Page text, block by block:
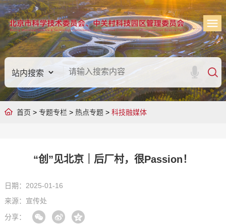
首页 > 专题专栏 > 热点专题> 科技融媒体
“创”见北京｜后厂村，很Passion！
日期：2025-01-16
来源：宣传处
分享：